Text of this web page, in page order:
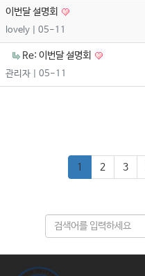
이번달 설명회
lovely | 05-11
Re: 이번달 설명회
관리자 | 05-11
1 2 3